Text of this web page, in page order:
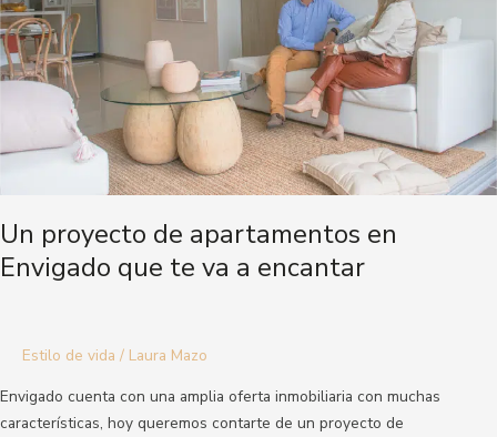
Un proyecto de apartamentos en
Envigado que te va a encantar
Estilo de vida / Laura Mazo
Envigado cuenta con una amplia oferta inmobiliaria con muchas
características, hoy queremos contarte de un proyecto de
te
va
a
encantar